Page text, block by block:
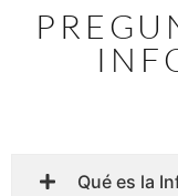
Qué es la